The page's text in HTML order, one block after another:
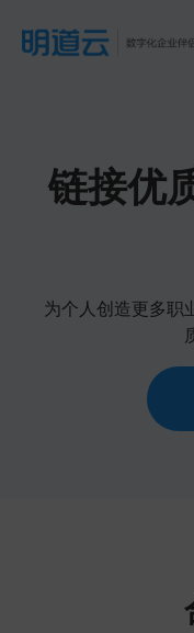
链接优
为个人创造更多职